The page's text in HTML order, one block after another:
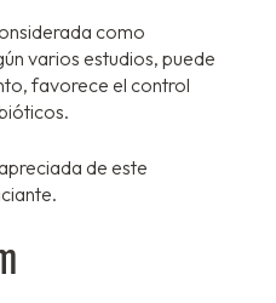
como
varios estudios, puede
favorece el control
de este